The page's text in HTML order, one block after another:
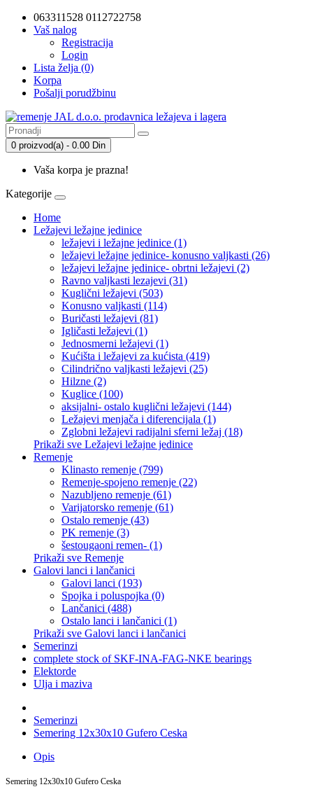
063311528 0112722758
Vaš nalog
Registracija
Login
Lista želja (0)
Korpa
Pošalji porudžbinu
0 proizvod(a) - 0.00 Din
Vaša korpa je prazna!
Kategorije
Home
Ležajevi ležajne jedinice
ležajevi i ležajne jedinice (1)
ležajevi ležajne jedinice- konusno valjkasti (26)
ležajevi ležajne jedinice- obrtni ležajevi (2)
Ravno valjkasti lezajevi (31)
Kuglični ležajevi (503)
Konusno valjkasti (114)
Buričasti ležajevi (81)
Igličasti ležajevi (1)
Jednosmerni ležajevi (1)
Kućišta i ležajevi za kućista (419)
Cilindrično valjkasti ležajevi (25)
Hilzne (2)
Kuglice (100)
aksijalni- ostalo kuglični ležajevi (144)
Ležajevi menjača i diferencijala (1)
Zglobni ležajevi radijalni sferni ležaj (18)
Prikaži sve Ležajevi ležajne jedinice
Remenje
Klinasto remenje (799)
Remenje-spojeno remenje (22)
Nazubljeno remenje (61)
Varijatorsko remenje (61)
Ostalo remenje (43)
PK remenje (3)
šestougaoni remen- (1)
Prikaži sve Remenje
Galovi lanci i lančanici
Galovi lanci (193)
Spojka i poluspojka (0)
Lančanici (488)
Ostalo lanci i lančanici (1)
Prikaži sve Galovi lanci i lančanici
Semerinzi
complete stock of SKF-INA-FAG-NKE bearings
Elektorde
Ulja i maziva
Semerinzi
Semering 12x30x10 Gufero Ceska
Opis
Semering 12x30x10 Gufero Ceska